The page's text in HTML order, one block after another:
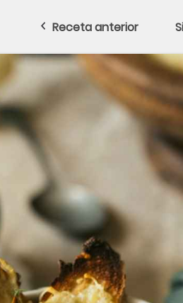
Receta anterior